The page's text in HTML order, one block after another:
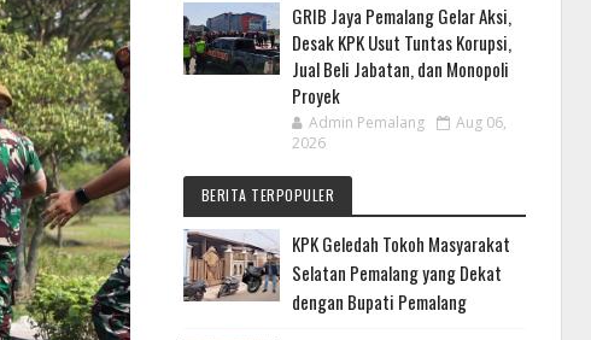
GRIB Jaya Pemalang Gelar Aksi,
Desak KPK Usut Tuntas Korupsi,
Jual Beli Jabatan, dan Monopoli
Proyek
Admin Pemalang
Aug 06,
2026
BERITA TERPOPULER
KPK Geledah Tokoh Masyarakat
Selatan Pemalang yang Dekat
dengan Bupati Pemalang